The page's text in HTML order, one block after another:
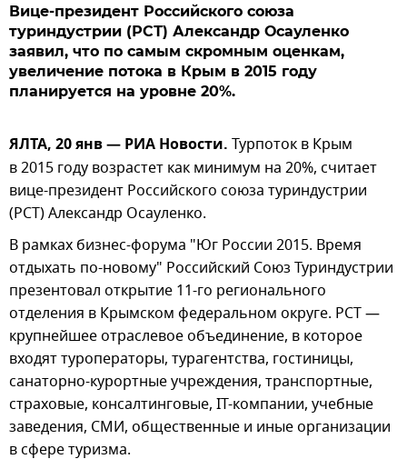
Вице-президент Российского союза
туриндустрии (РСТ) Александр Осауленко
заявил, что по самым скромным оценкам,
увеличение потока в Крым в 2015 году
планируется на уровне 20%.
ЯЛТА, 20 янв — РИА Новости. Турпоток в Крым
в 2015 году возрастет как минимум на 20%, считает
вице-президент Российского союза туриндустрии
(РСТ) Александр Осауленко.
В рамках бизнес-форума "Юг России 2015. Время
отдыхать по-новому" Российский Союз Туриндустрии
презентовал открытие 11-го регионального
отделения в Крымском федеральном округе. РСТ —
крупнейшее отраслевое объединение, в которое
входят туроператоры, турагентства, гостиницы,
санаторно-курортные учреждения, транспортные,
страховые, консалтинговые, IT-компании, учебные
заведения, СМИ, общественные и иные организации
в сфере туризма.